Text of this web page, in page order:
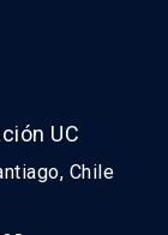
UC
Chile